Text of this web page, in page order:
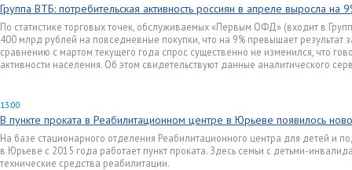
Группа ВТБ: потребительская активность россиян в апреле выросла на
По статистике торговых точек, обслуживаемых «Первым ОФД» (входит в
400 млрд рублей на повседневные покупки, что на 9% превышает
сравнению с мартом текущего года спрос существенно не изменился, что
активности населения. Об этом свидетельствуют данные аналитического
13:00
В пункте проката в Реабилитационном центре в Юрьеве появилось
На базе стационарного отделения Реабилитационного центра для детей и
в Юрьеве с 2015 года работает пункт проката. Здесь семьи с детьми-
технические средства реабилитации.